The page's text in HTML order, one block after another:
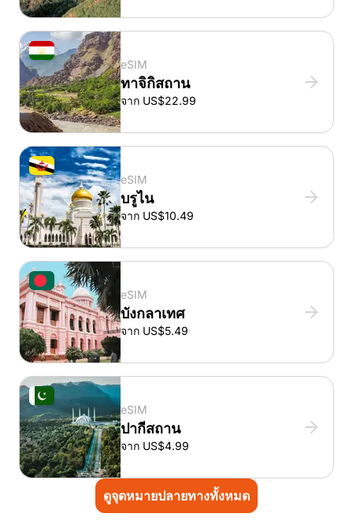
eSIM
ทาจิกิสถาน
จาก US$22.99
eSIM
บรูไน
จาก US$10.49
eSIM
บังกลาเทศ
จาก US$5.49
eSIM
ปากีสถาน
จาก US$4.99
ดูจุดหมายปลายทางทั้งหมด